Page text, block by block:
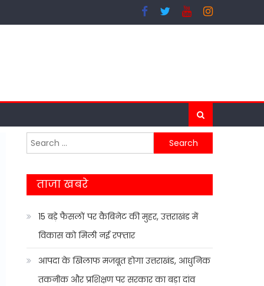
Search
for:
ताजा खबरे
15 बड़े फैसलों पर कैबिनेट की मुहर, उत्तराखंड में
विकास को मिली नई रफ्तार
आपदा के खिलाफ मजबूत होगा उत्तराखंड, आधुनिक
तकनीक और प्रशिक्षण पर सरकार का बड़ा दांव